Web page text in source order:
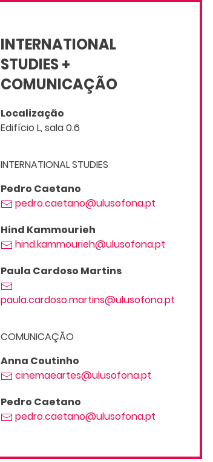
INTERNATIONAL
STUDIES +
COMUNICAÇÃO
Localização
Edifício L, sala 0.6
INTERNATIONAL STUDIES
Pedro Caetano
pedro.caetano@ulusofona.pt
Hind Kammourieh
hind.kammourieh@ulusofona.pt
Paula Cardoso Martins
paula.cardoso.martins@ulusofona.pt
COMUNICAÇÃO
Anna Coutinho
cinemaeartes@ulusofona.pt
Pedro Caetano
pedro.caetano@ulusofona.pt